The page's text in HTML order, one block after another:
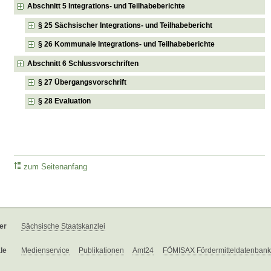
Abschnitt 5 Integrations- und Teilhabeberichte
§ 25 Sächsischer Integrations- und Teilhabebericht
§ 26 Kommunale Integrations- und Teilhabeberichte
Abschnitt 6 Schlussvorschriften
§ 27 Übergangsvorschrift
§ 28 Evaluation
zum Seitenanfang
Sächsische Staatskanzlei
Medienservice Publikationen Amt24 FÖMISAX Fördermitteldatenbank